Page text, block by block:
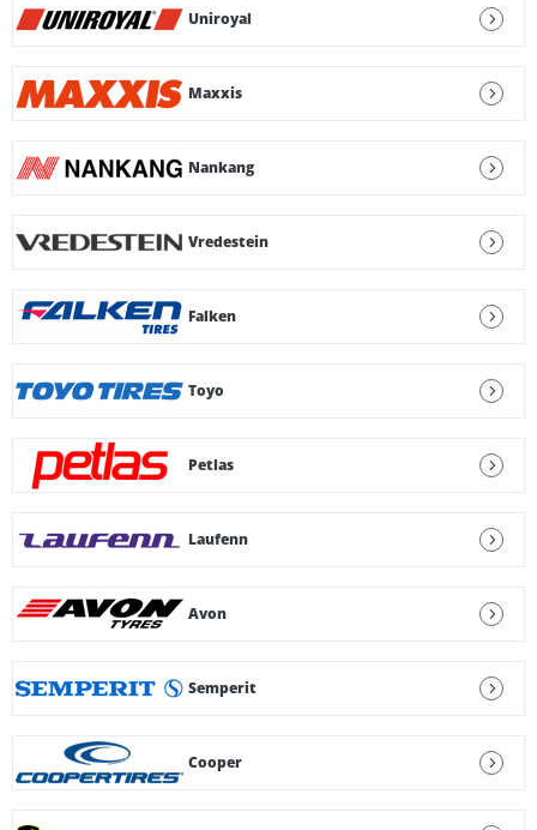
Uniroyal
Maxxis
Nankang
Vredestein
Falken
Toyo
Petlas
Laufenn
Avon
Semperit
Cooper